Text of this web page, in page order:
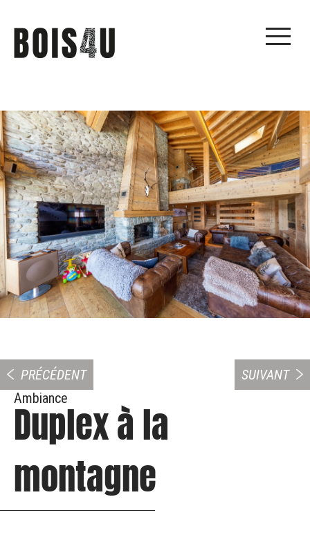
PRÉCÉDENT
SUIVANT
Ambiance
Duplex à la
montagne